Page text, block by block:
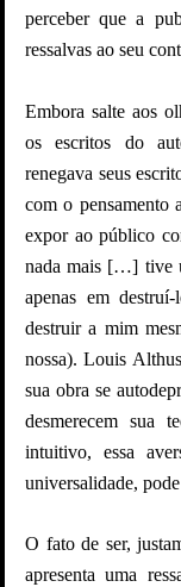
perceber que a
ressalvas ao seu
Embora salte aos
os escritos do
renegava seus
com o pensamento
expor ao público
nada mais […] tive
apenas em
destruir a mim
nossa). Louis
sua obra se
desmerecem sua
intuitivo, essa
universalidade,
O fato de ser,
apresenta uma